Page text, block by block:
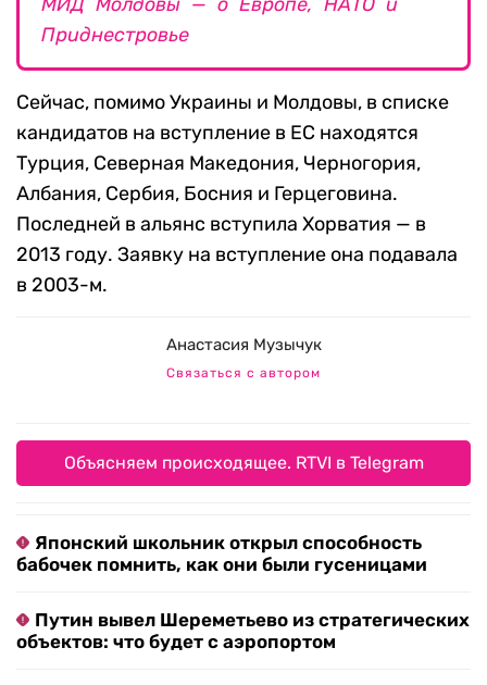
Приднестровье
Сейчас, помимо Украины и Молдовы, в списке
кандидатов на вступление в ЕС находятся
Турция, Северная Македония, Черногория,
Албания, Сербия, Босния и Герцеговина.
Последней в альянс вступила Хорватия — в
2013 году. Заявку на вступление она подавала
в 2003-м.
Анастасия Музычук
Связаться с автором
Объясняем происходящее. RTVI в Telegram
Японский школьник открыл способность
бабочек помнить, как они были гусеницами
Путин вывел Шереметьево из стратегических
объектов: что будет с аэропортом